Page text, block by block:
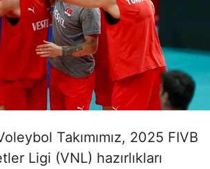
Takımımız, 2025 FIVB
Ligi (VNL) hazırlıkları